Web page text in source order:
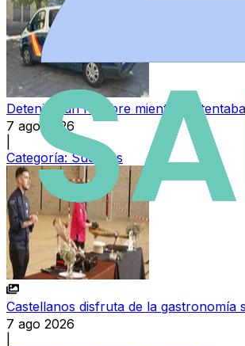
Detenido un hombre mientras
7 ago 2026
Categoría:Sucesos
Castellanos disfruta de la
7 ago 2026